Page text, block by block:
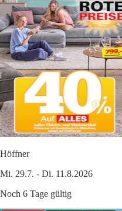
Höffner
Mi. 29.7. - Di. 11.8.2026
Noch 6 Tage gültig